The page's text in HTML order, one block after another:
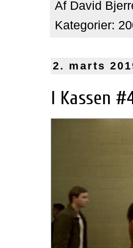
Af David
Kategorier:
2. marts
I Kassen